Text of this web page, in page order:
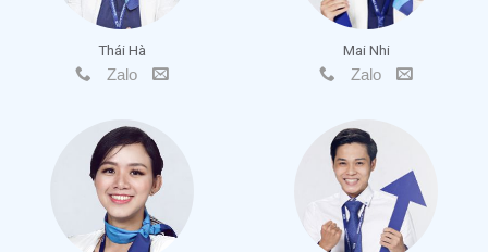
Thái Hà
Zalo
Mai Nhi
Zalo